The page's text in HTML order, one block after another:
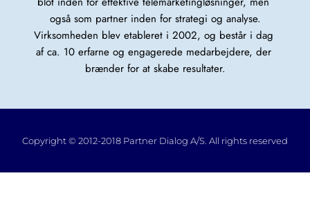
også som partner inden for strategi og analyse.
Virksomheden blev etableret i 2002, og består i dag
af ca. 10 erfarne og engagerede medarbejdere, der
brænder for at skabe resultater.
Copyright © 2012-2018 Partner Dialog A/S. All rights reserved